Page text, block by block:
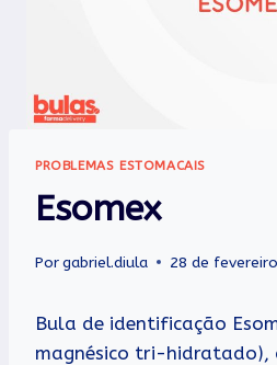
PROBLEMAS ESTOMACAIS
Esomex
Porgabriel.diula 28 de
Bula de identificação
magnésico tri-hidratado),